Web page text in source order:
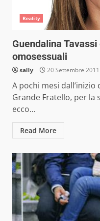
Reality
Guendalina
omosessuali
sally 20 Settembre 2011
A pochi mesi
Grande Fratello, per la
ecco...
Read More